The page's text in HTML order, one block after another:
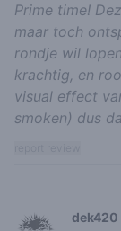
Prime time!
maar toch
rondje wil
krachtig, en
visual effect
smoken) dus
dek420